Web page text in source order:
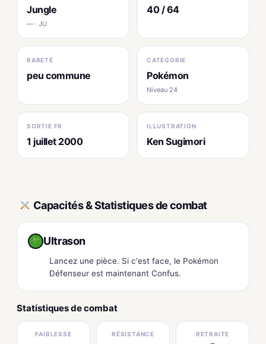
Jungle
— · JU
40 / 64
RARETÉ
peu commune
CATÉGORIE
Pokémon
Niveau 24
SORTIE FR
1 juillet 2000
ILLUSTRATION
Ken Sugimori
Capacités & Statistiques de combat
Ultrason
Lancez une pièce. Si c'est face, le Pokémon
Défenseur est maintenant Confus.
Statistiques de combat
FAIBLESSE RÉSISTANCE RETRAITE